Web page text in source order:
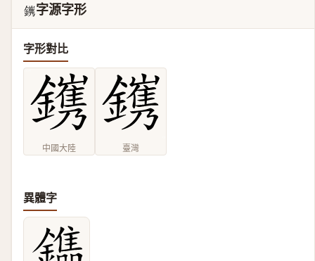
𨭽 字源字形
字形對比
中國大陸 臺灣
異體字